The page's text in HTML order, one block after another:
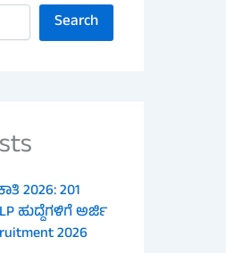
Search
2026: 201
ಹುದ್ದೆಗಳಿಗೆ ಅರ್ಜಿ
2026